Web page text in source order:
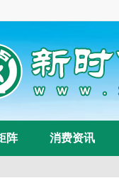
阵 消费资讯